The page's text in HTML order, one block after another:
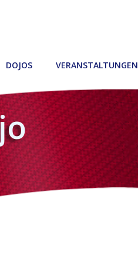
DOJOS VERANSTALTUNGEN